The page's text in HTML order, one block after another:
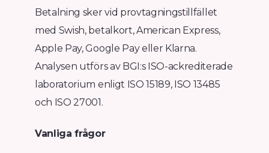
Betalning sker vid provtagningstillfället
med Swish, betalkort, American Express,
Apple Pay, Google Pay eller Klarna.
Analysen utförs av BGI:s ISO-ackrediterade
laboratorium enligt ISO 15189, ISO 13485
och ISO 27001.
Vanliga frågor